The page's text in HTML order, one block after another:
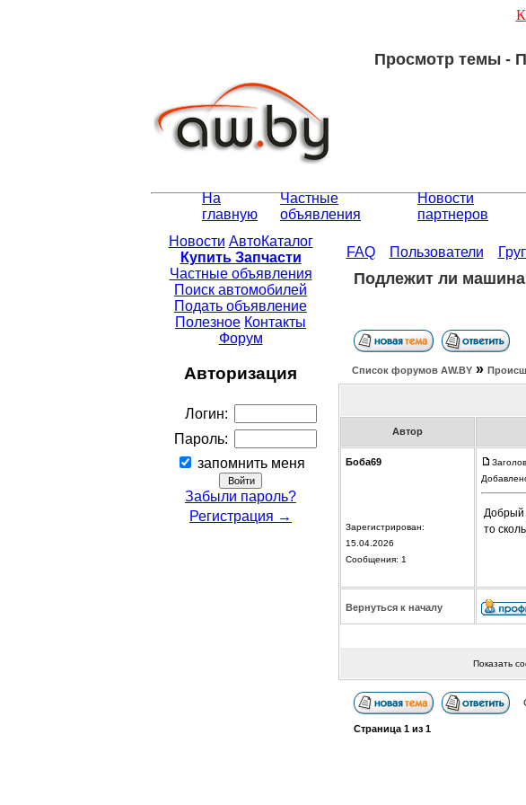
Просмотр темы -
На
главную
Частные
объявления
Новости
партнеров
Новости АвтоКаталог
Купить Запчасти
Частные объявления
Поиск автомобилей
Подать объявление
Полезное Контакты
Форум
Авторизация
Логин:
Пароль:
запомнить меня
Забыли пароль?
Регистрация →
FAQ Пользователи
Подлежит ли
Список форумов АW.BY»
Автор
Боба69
Зарегистрирован:
15.04.2026
Сообщения: 1
Добрый
то
Вернуться к началу
Показать
Страница 1 из 1